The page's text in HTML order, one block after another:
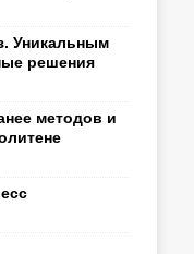
Уникальным
решения
методов и